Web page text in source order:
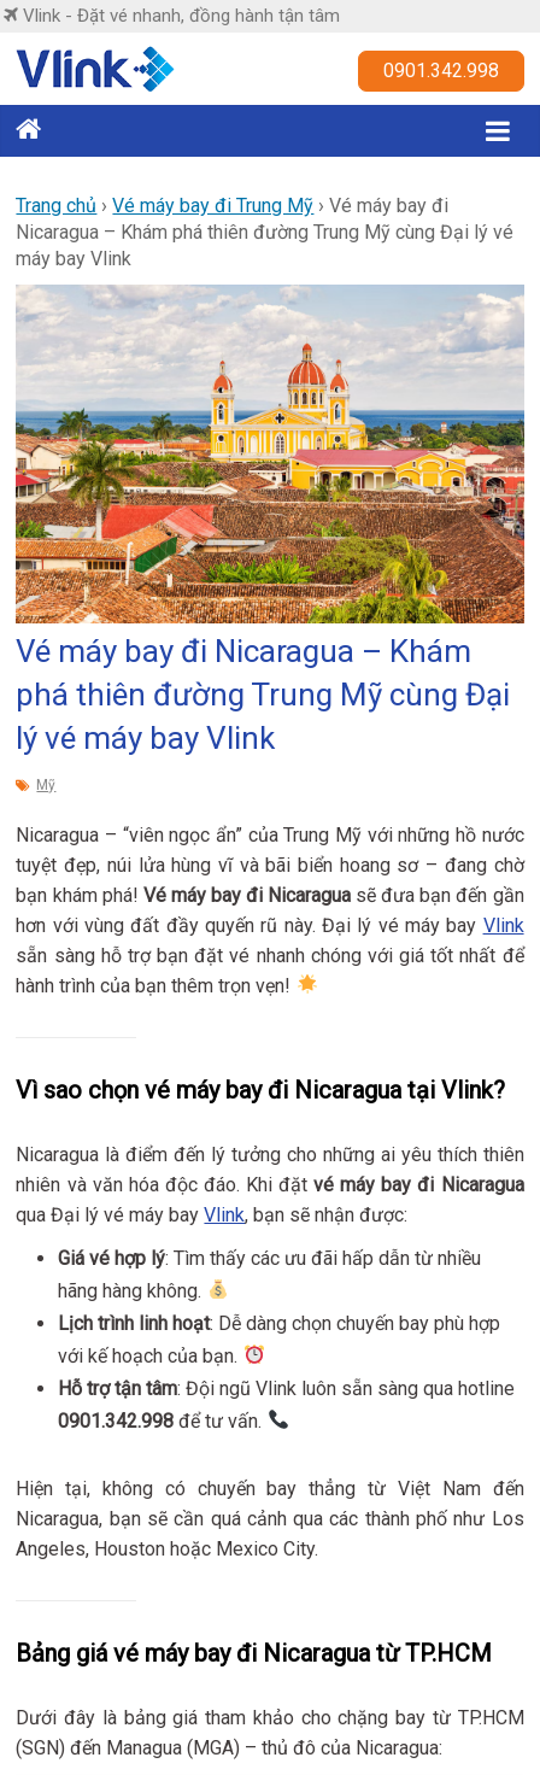
Skip
content
Vlink - Đặt vé nhanh, đồng hành tận tâm
Vlink
nhanh,
đồng
hành
tận
tâm
0901.342.998
Trang chủ ›Vé máy bay đi Trung Mỹ ›Vé máy bay đi
Nicaragua – Khám phá thiên đường Trung Mỹ cùng Đại lý vé
máy bay Vlink
Vé máy bay đi Nicaragua – Khám
phá thiên đường Trung Mỹ cùng Đại
lý vé máy bay Vlink
Mỹ
Nicaragua – “viên ngọc ẩn” của Trung Mỹ với những hồ nước
tuyệt đẹp, núi lửa hùng vĩ và bãi biển hoang sơ – đang chờ
bạn khám phá! Vé máy bay đi Nicaragua sẽ đưa bạn đến gần
hơn với vùng đất đầy quyến rũ này. Đại lý vé máy bay Vlink
sẵn sàng hỗ trợ bạn đặt vé nhanh chóng với giá tốt nhất để
hành trình của bạn thêm trọn vẹn!
Vì sao chọn vé máy bay đi Nicaragua tại Vlink?
Nicaragua là điểm đến lý tưởng cho những ai yêu thích thiên
nhiên và văn hóa độc đáo. Khi đặtvé máy bay đi Nicaragua
qua Đại lý vé máy bayVlink, bạn sẽ nhận được:
Giá vé hợp lý: Tìm thấy các ưu đãi hấp dẫn từ nhiều
hãng hàng không.
Lịch trình linh hoạt: Dễ dàng chọn chuyến bay phù hợp
với kế hoạch của bạn.
Hỗ trợ tận tâm: Đội ngũ Vlink luôn sẵn sàng qua hotline
0901.342.998 để tư vấn.
Hiện tại, không có chuyến bay thẳng từ Việt Nam đến
Nicaragua, bạn sẽ cần quá cảnh qua các thành phố như Los
Angeles, Houston hoặc Mexico City.
Bảng giá vé máy bay đi Nicaragua từ TP.HCM
Dưới đây là bảng giá tham khảo cho chặng bay từ TP.HCM
(SGN) đến Managua (MGA) – thủ đô của Nicaragua: